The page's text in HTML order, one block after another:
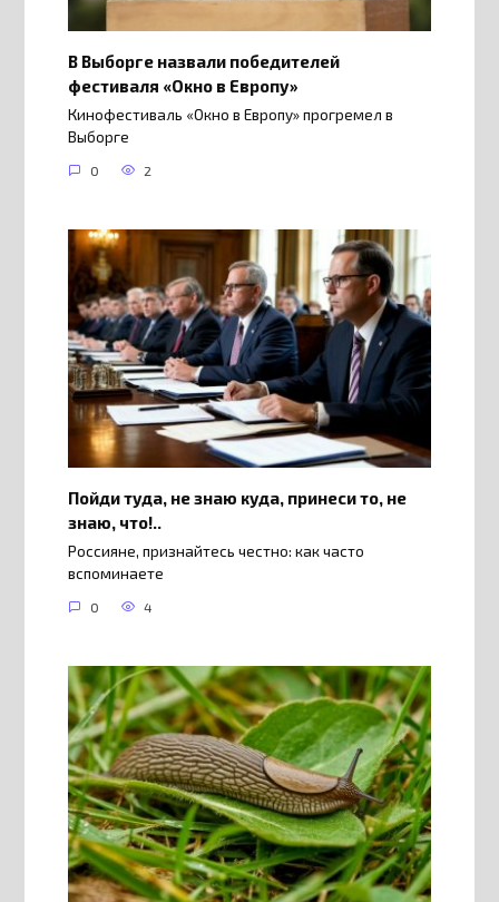
В Выборге назвали победителей
фестиваля «Окно в Европу»
Кинофестиваль «Окно в Европу» прогремел в
Выборге
0 2
Пойди туда, не знаю куда, принеси то, не
знаю, что!..
Россияне, признайтесь честно: как часто
вспоминаете
0 4